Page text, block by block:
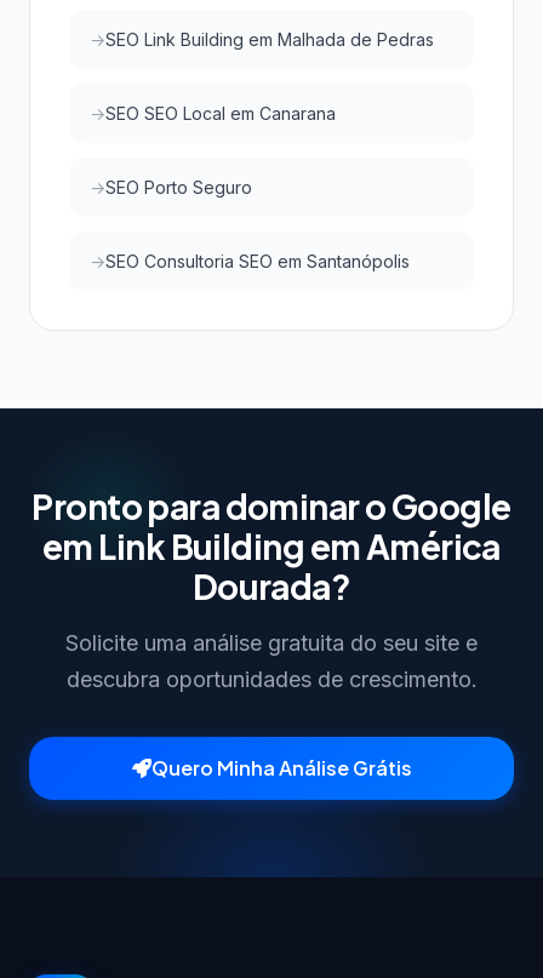
SEO Link Building em Malhada de Pedras
SEO SEO Local em Canarana
SEO Porto Seguro
SEO Consultoria SEO em Santanópolis
Pronto para dominar o Google
em Link Building em América
Dourada?
Solicite uma análise gratuita do seu site e
descubra oportunidades de crescimento.
Quero Minha Análise Grátis